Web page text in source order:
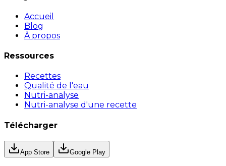
Accueil
Blog
À propos
Ressources
Recettes
Qualité de l'eau
Nutri-analyse
Nutri-analyse d'une recette
Télécharger
App Store Google Play